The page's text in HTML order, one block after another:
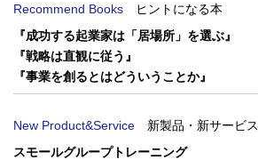
Recommend Books
ヒントになる本
『成功する起業家は「居場所」を選ぶ』
『戦略は直観に従う』
『事業を創るとはどういうことか』
New Product&Service
新製品・新サービス
スモールグループトレーニング